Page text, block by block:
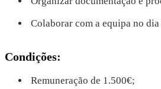
Colaborar com a equipa no dia
Condições:
Remuneração de 1.500€;